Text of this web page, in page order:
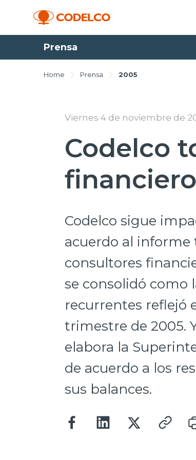
Prensa
Home Prensa 2005
Viernes 4 de noviembre de
Codelco
Codelco sigue
acuerdo al informe
consultores
se consolidó como
recurrentes reflejó
trimestre de 2005.
elabora la
de acuerdo a los
sus balances.